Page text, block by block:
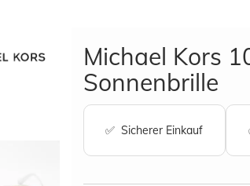
Michael Kors
Sonnenbrille
✅ Sicherer Einkauf